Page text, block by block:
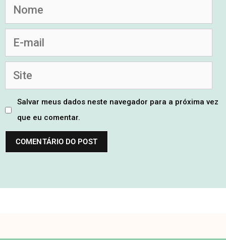
Salvar meus dados neste navegador para a próxima vez
que eu comentar.